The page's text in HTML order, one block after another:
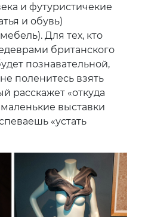
и футуристичекие
и обувь)
Для тех, кто
британского
познавательной,
поленитесь взять
расскажет «откуда
маленькие выставки
«устать